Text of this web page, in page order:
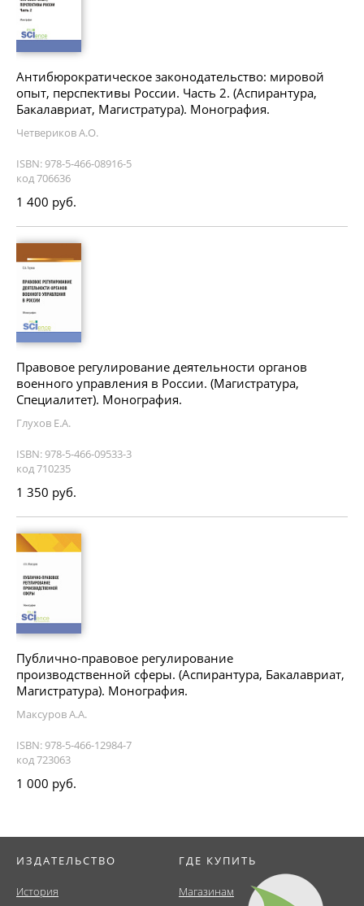
Антибюрократическое законодательство: мировой
опыт, перспективы России. Часть 2. (Аспирантура,
Бакалавриат, Магистратура). Монография.
Четвериков А.О.
ISBN: 978-5-466-08916-5
код 706636
1 400 руб.
Правовое регулирование деятельности органов
военного управления в России. (Магистратура,
Специалитет). Монография.
Глухов Е.А.
ISBN: 978-5-466-09533-3
код 710235
1 350 руб.
Публично-правовое регулирование
производственной сферы. (Аспирантура, Бакалавриат,
Магистратура). Монография.
Максуров А.А.
ISBN: 978-5-466-12984-7
код 723063
1 000 руб.
ИЗДАТЕЛЬСТВО
История
ГДЕ КУПИТЬ
Магазинам